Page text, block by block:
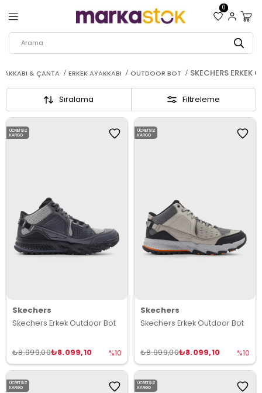
0
& ÇANTA ERKEK AYAKKABI OUTDOOR BOT SKECHERS ERKEK
Filtreleme
Sıralama
Skechers
Skechers Erkek Outdoor Bot
₺8.099,10
₺8.999,00 %10
ÜCRETSIZ
KARGO
Skechers
Skechers Erkek Outdoor Bot
₺8.099,10
₺8.999,00 %10
ÜCRETSIZ
KARGO
ÜCRETSIZ
KARGO
ÜCRETSIZ
KARGO